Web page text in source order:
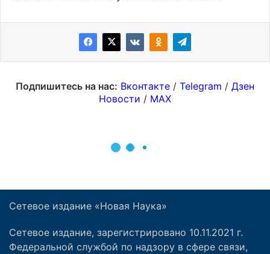
Сетевое издание «Новая Наука»
Сетевое издание, зарегистрировано 10.11.2021 г.
Федеральной службой по надзору в сфере связи,